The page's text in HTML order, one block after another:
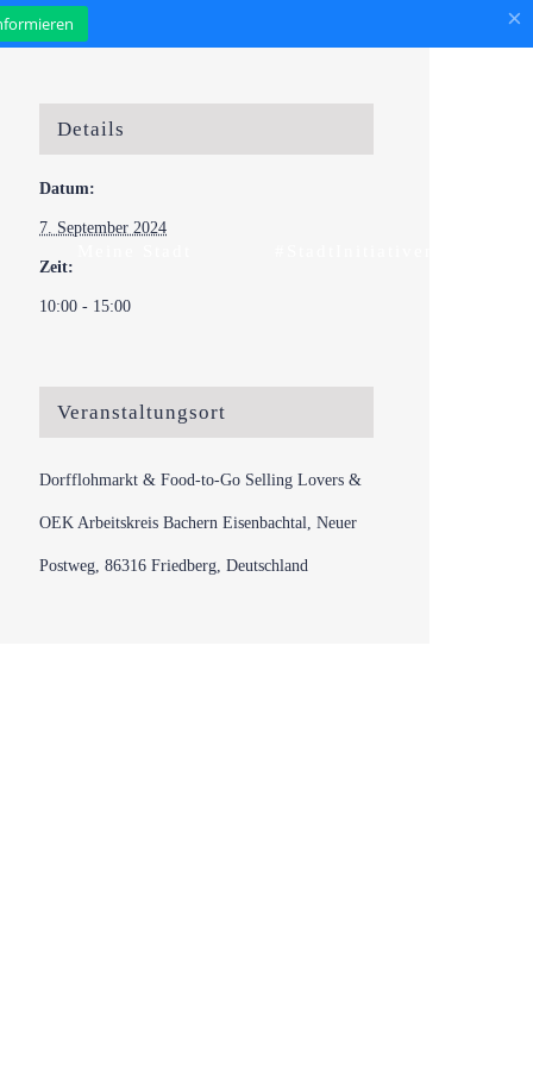
×
Details
Datum:
7. September 2024
Zeit:
10:00 - 15:00
Veranstaltungsort
Dorfflohmarkt & Food-to-Go Selling Lovers &
OEK Arbeitskreis Bachern Eisenbachtal, Neuer
Postweg, 86316 Friedberg, Deutschland